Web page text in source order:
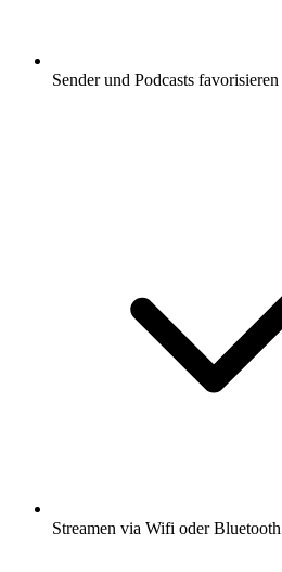
Sender und Podcasts favorisieren
Streamen via Wifi oder Bluetooth